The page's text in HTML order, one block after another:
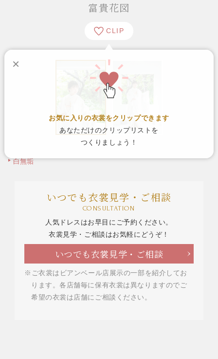
富貴花図
CLIP
お気に入りの衣裳をクリップできます
あなただけのクリップリストを
つくりましょう！
×
白無垢
いつでも衣裳見学・ご相談
CONSULTATION
人気ドレスはお早目にご予約ください。
衣裳見学・ご相談はお気軽にどうぞ！
いつでも衣裳見学・ご相談
※ご衣裳はビアンベール店展示の一部を紹介してお
ります。各店舗毎に保有衣裳は異なりますのでご
希望の衣裳は店舗にご相談ください。